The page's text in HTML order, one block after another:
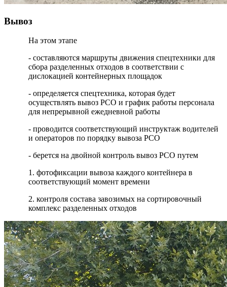
Вывоз
На этом этапе
- составляются маршруты движения спецтехники для
сбора разделенных отходов в соответствии с
дислокацией контейнерных площадок
- определяется спецтехника, которая будет
осуществлять вывоз РСО и график работы персонала
для непрерывной ежедневной работы
- проводится соответствующий инструктаж водителей
и операторов по порядку вывоза РСО
- берется на двойной контроль вывоз РСО путем
1. фотофиксации вывоза каждого контейнера в
соответствующий момент времени
2. контроля состава завозимых на сортировочный
комплекс разделенных отходов